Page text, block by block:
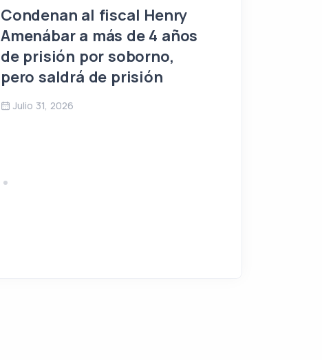
Condenan al fiscal Henry
Amenábar a más de 4 años
de prisión por soborno,
pero saldrá de prisión
Julio 31, 2026